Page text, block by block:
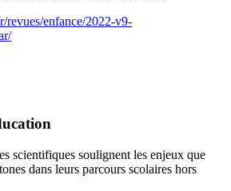
enfance/2022-v9-
scientifiques soulignent les enjeux que
dans leurs parcours scolaires hors